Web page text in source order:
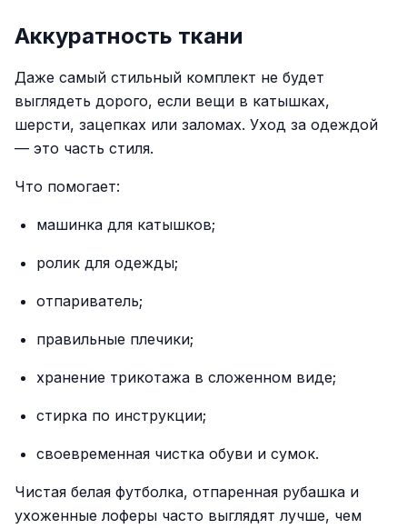
Аккуратность ткани
Даже самый стильный комплект не будет
выглядеть дорого, если вещи в катышках,
шерсти, зацепках или заломах. Уход за одеждой
— это часть стиля.
Что помогает:
машинка для катышков;
ролик для одежды;
отпариватель;
правильные плечики;
хранение трикотажа в сложенном виде;
стирка по инструкции;
своевременная чистка обуви и сумок.
Чистая белая футболка, отпаренная рубашка и
ухоженные лоферы часто выглядят лучше, чем